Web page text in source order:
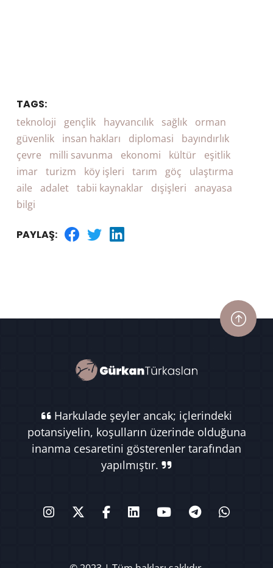
TAGS:
teknoloji gençlik hayvancılık sağlık
orman
güvenlik
insan hakları diplomasi
bayındırlık
çevre
milli savunma ekonomi kültür
eşitlik
imar turizm köy işleri tarım göç
ulaştırma
aile
adalet tabii kaynaklar dışişleri
anayasa
bilgi
PAYLAŞ:
Harkulade şeyler ancak; içlerindeki
potansiyelin, koşulların üzerinde olduğuna
inanma cesaretini gösterenler tarafından
yapılmıştır.